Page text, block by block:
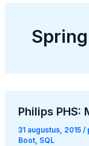
Philips PHS:
31 augustus, 2015 /
Boot, SQL